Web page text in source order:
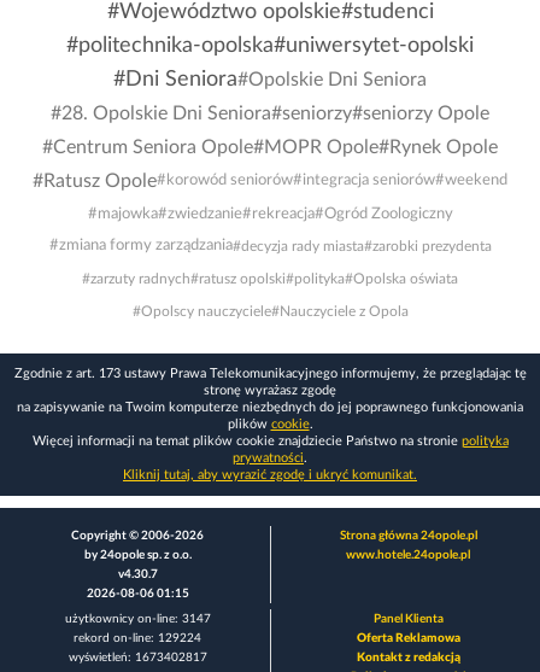
#Województwo opolskie#studenci
#politechnika-opolska#uniwersytet-opolski
#Dni Seniora#Opolskie Dni Seniora
#28. Opolskie Dni Seniora#seniorzy#seniorzy Opole
#Centrum Seniora Opole#MOPR Opole#Rynek Opole
#Ratusz Opole#korowód seniorów#integracja seniorów#weekend
#majowka#zwiedzanie#rekreacja#Ogród Zoologiczny
#zmiana formy zarządzania#decyzja rady miasta#zarobki prezydenta
#zarzuty radnych#ratusz opolski#polityka#Opolska oświata
#Opolscy nauczyciele#Nauczyciele z Opola
Zgodnie z art. 173 ustawy Prawa Telekomunikacyjnego informujemy, że przeglądając tę
stronę wyrażasz zgodę
na zapisywanie na Twoim komputerze niezbędnych do jej poprawnego funkcjonowania
plików cookie.
Więcej informacji na temat plików cookie znajdziecie Państwo na stronie polityka
prywatności.
Kliknij tutaj, aby wyrazić zgodę i ukryć komunikat.
Copyright © 2006-2026
by 24opole sp. z o.o.
v4.30.7
2026-08-06 01:15
Strona główna 24opole.pl
www.hotele.24opole.pl
użytkownicy on-line: 3147
rekord on-line: 129224
wyświetleń: 1673402817
Panel Klienta
Oferta Reklamowa
Kontakt z redakcją